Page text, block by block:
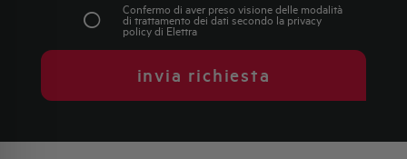
Confermo di aver preso visione delle modalità
di trattamento dei dati secondo la privacy
policydi Elettra
invia richiesta